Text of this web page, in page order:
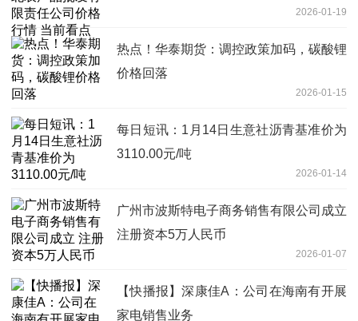
2026-01-19
热点！华泰期货：调控政策加码，碳酸锂
价格回落
2026-01-15
每日短讯：1月14日生意社沥青基准价为
3110.00元/吨
2026-01-14
广州市波斯特电子商务销售有限公司成立
注册资本5万人民币
2026-01-07
【快播报】深康佳A：公司在海南有开展
家电销售业务